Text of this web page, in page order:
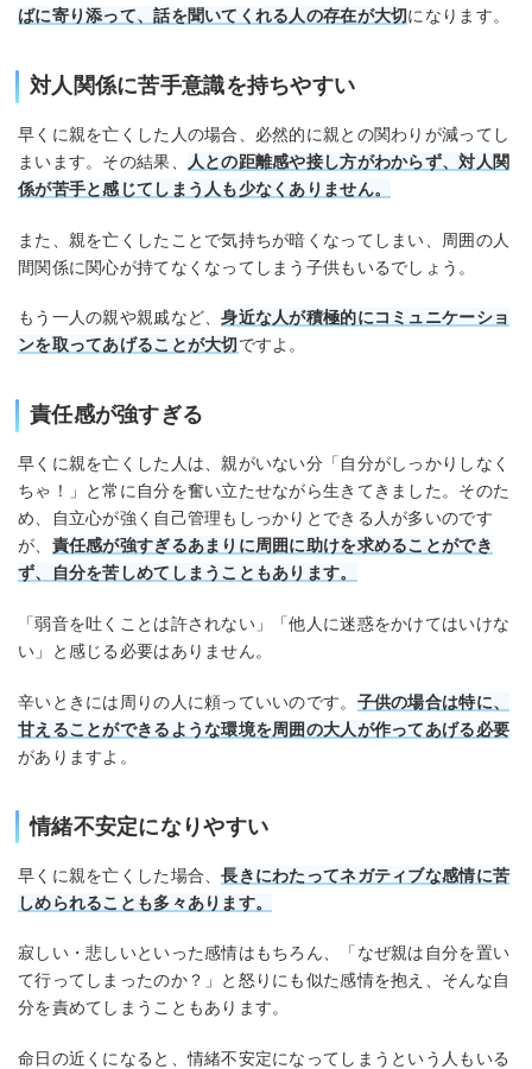
ばに寄り添って、話を聞いてくれる人の存在が大切になります。
対人関係に苦手意識を持ちやすい
早くに親を亡くした人の場合、必然的に親との関わりが減ってし
まいます。その結果、
人との距離感や接し方がわからず、対人関
係が苦手と感じてしまう人も少なくありません。
また、親を亡くしたことで気持ちが暗くなってしまい、周囲の人
間関係に関心が持てなくなってしまう子供もいるでしょう。
もう一人の親や親戚など、身近な人が積極的にコミュニケーショ
ンを取ってあげることが大切ですよ。
責任感が強すぎる
早くに親を亡くした人は、親がいない分「自分がしっかりしなく
ちゃ！」と常に自分を奮い立たせながら生きてきました。そのた
め、自立心が強く自己管理もしっかりとできる人が多いのです
が、 責任感が強すぎるあまりに周囲に助けを求めることができ
ず、自分を苦しめてしまうこともあります。
「弱音を吐くことは許されない」「他人に迷惑をかけてはいけな
い」と感じる必要はありません。
辛いときには周りの人に頼っていいのです。 子供の場合は特に、
甘えることができるような環境を周囲の大人が作ってあげる必要
がありますよ。
情緒不安定になりやすい
早くに親を亡くした場合、長きにわたってネガティブな感情に苦
しめられることも多々あります。
寂しい・悲しいといった感情はもちろん、「なぜ親は自分を置い
て行ってしまったのか？」と怒りにも似た感情を抱え、そんな自
分を責めてしまうこともあります。
命日の近くになると、情緒不安定になってしまうという人もいる